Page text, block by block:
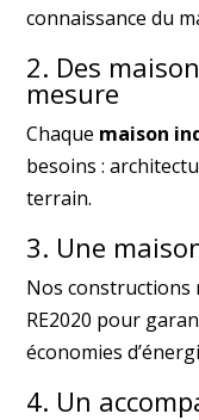
connaissance du
2. Des
mesure
Chaque maison
besoins :
terrain.
3. Une
Nos constructions
RE2020 pour
économies
4. Un